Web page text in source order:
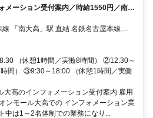
メーション受付案内／時給1550円／南大
高」駅 直結 名鉄名古屋本線
（休憩1時間／実働8時間） ②12:30～
間） ③9:30～18:00 （休憩1時間／実働
大高のインフォメーション受付案内 雇用
ンモール大高での インフォメーション業
中は1～2名体制での業務になり...